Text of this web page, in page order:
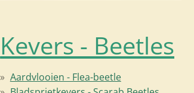
Kevers - Beetles
Aardvlooien - Flea-beetle